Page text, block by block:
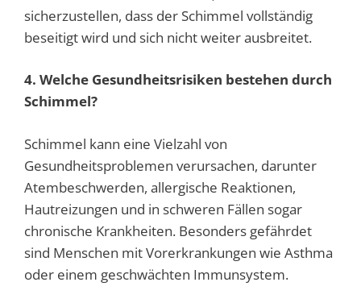
sicherzustellen, dass der Schimmel vollständig
beseitigt wird und sich nicht weiter ausbreitet.
4. Welche Gesundheitsrisiken bestehen durch
Schimmel?
Schimmel kann eine Vielzahl von
Gesundheitsproblemen verursachen, darunter
Atembeschwerden, allergische Reaktionen,
Hautreizungen und in schweren Fällen sogar
chronische Krankheiten. Besonders gefährdet
sind Menschen mit Vorerkrankungen wie Asthma
oder einem geschwächten Immunsystem.